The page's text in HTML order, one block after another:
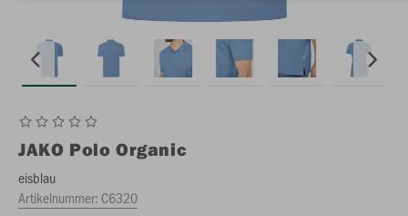
JAKO Polo Organic
eisblau
Artikelnummer: C6320